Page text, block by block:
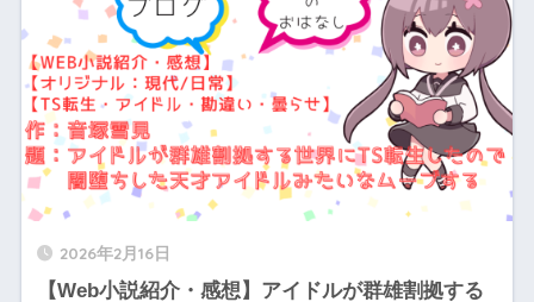
2026年2月16日
【Web小説紹介・感想】アイドルが群雄割拠する